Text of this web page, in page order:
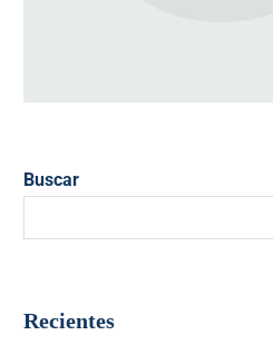
Buscar
Recientes